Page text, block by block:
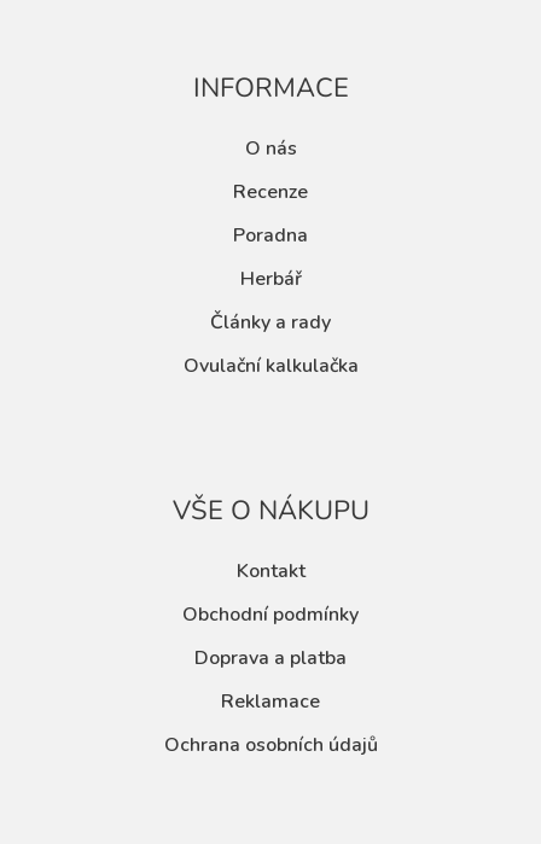
INFORMACE
O nás
Recenze
Poradna
Herbář
Články a rady
Ovulační kalkulačka
VŠE O NÁKUPU
Kontakt
Obchodní podmínky
Doprava a platba
Reklamace
Ochrana osobních údajů